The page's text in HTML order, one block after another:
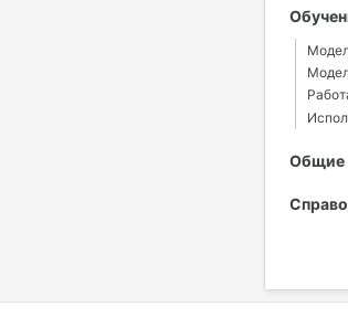
Общие